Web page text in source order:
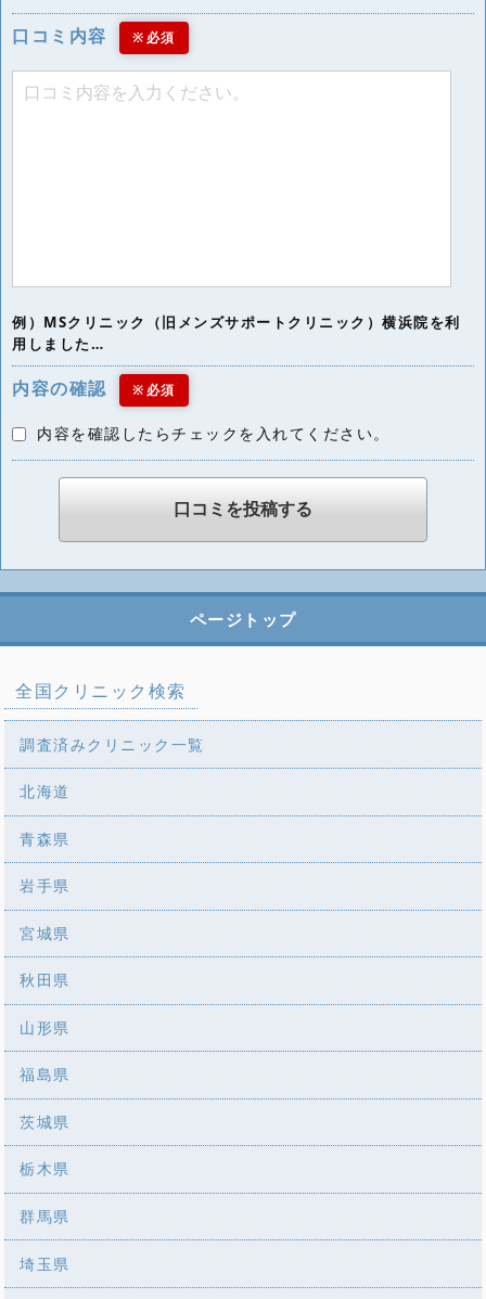
口コミ内容 ※必須
例）MSクリニック（旧メンズサポートクリニック）横浜院を利
用しました…
内容の確認 ※必須
内容を確認したらチェックを入れてください。
ページトップ
全国クリニック検索
調査済みクリニック一覧
北海道
青森県
岩手県
宮城県
秋田県
山形県
福島県
茨城県
栃木県
群馬県
埼玉県